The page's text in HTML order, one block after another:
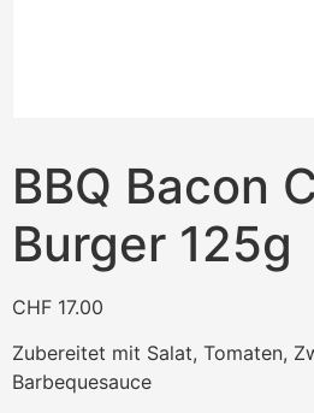
BBQ Bacon
Burger 125g
CHF 17.00
Zubereitet mit Salat, Tomaten,
Barbequesauce